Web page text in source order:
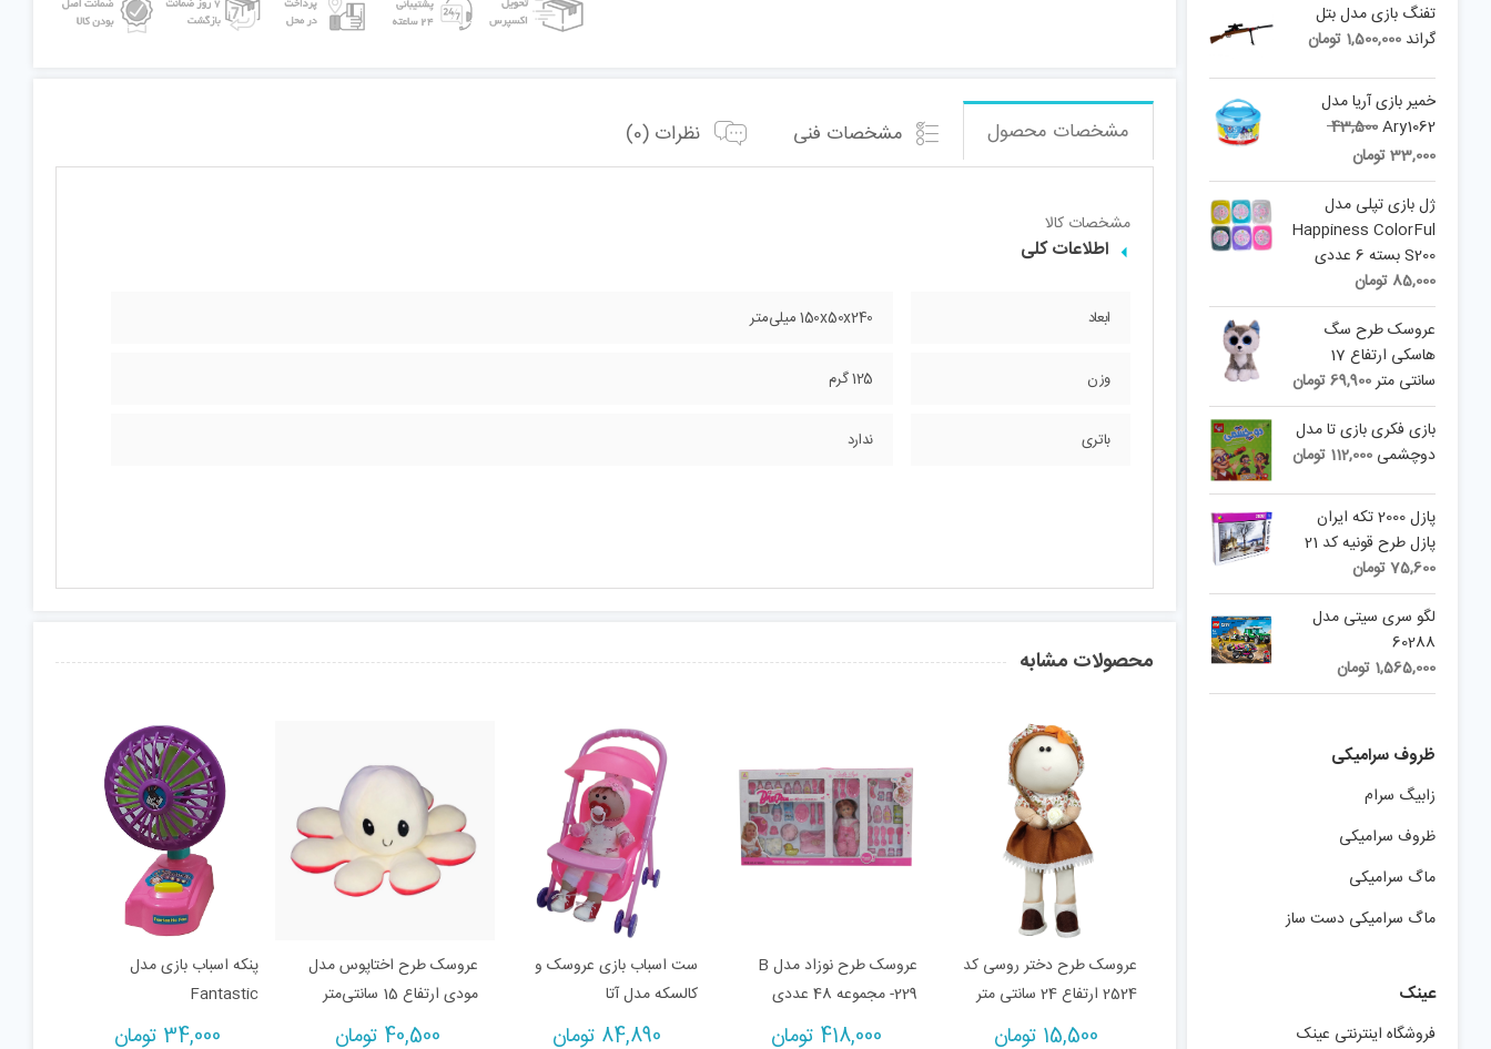
مشخصات محصول مشخصات فنی نظرات (0)
مشخصات کالا
اطلاعات کلی
ابعاد 150x50x240 میلی‌متر
وزن 125 گرم
باتری ندارد
محصولات مشابه
عروسک طرح دختر روسی کد
2524 ارتفاع 24 سانتی متر
15,500 تومان
عروسک طرح نوزاد مدل B
-229 مجموعه 48 عددی
418,000 تومان
ست اسباب بازی عروسک و
کالسکه مدل آتا
84,890 تومان
عروسک طرح اختاپوس مدل
مودی ارتفاع 15 سانتی‌متر
40,500 تومان
پنکه اسباب بازی مدل
Fantastic
34,000 تومان
تفنگ بازی مدل بتل
گراند 1,500,000 تومان
خمیر بازی آریا مدل
Ary1062
43,500
Original
was:
43,500 تومان.
33,000تومان
price
is:
33,000 تومان.
ژل بازی تپلی مدل
Happiness ColorFul
S200 بسته 6 عددی
85,000 تومان
عروسک طرح سگ
هاسکی ارتفاع 17
سانتی متر69,900تومان
بازی فکری بازی تا مدل
دوچشمی 112,000 تومان
پازل 2000 تکه ایران
پازل طرح قونیه کد 21
75,600تومان
لگو سری سیتی مدل
60288
1,565,000 تومان
ظروف سرامیکی
زابیگ سرام
ظروف سرامیکی
ماگ سرامیکی
ماگ سرامیکی دست ساز
عینک
فروشگاه اینترنتی عینک